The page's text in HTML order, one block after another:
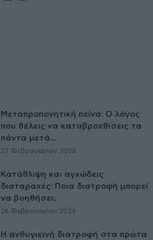
Μεταπροπονητική πείνα: Ο λόγος
που θέλεις να καταβροχθίσεις τα
πάντα μετά...
27 Φεβρουαρίου 2026
Κατάθλιψη και αγχώδεις
διαταραχές: Ποια διατροφή μπορεί
να βοηθήσει;
26 Φεβρουαρίου 2026
Η ανθυγιεινή διατροφή στα πρώτα